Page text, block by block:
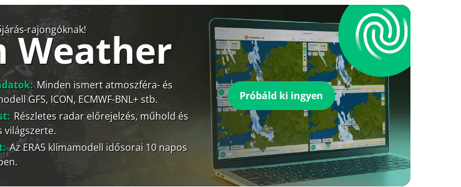
rajongóknak!
Weather
Minden ismert atmoszféra- és
GFS, ICON, ECMWF-BNL+ stb.
Részletes radar előrejelzés, műhold és
világszerte.
Az ERA5 klímamodell idősorai 10 napos
Próbáld ki ingyen